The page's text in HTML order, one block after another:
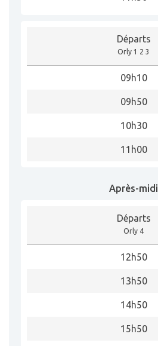
Départs
Orly 1 2 3
09h10
09h50
10h30
11h00
Après-midi
Départs
Orly 4
12h50
13h50
14h50
15h50